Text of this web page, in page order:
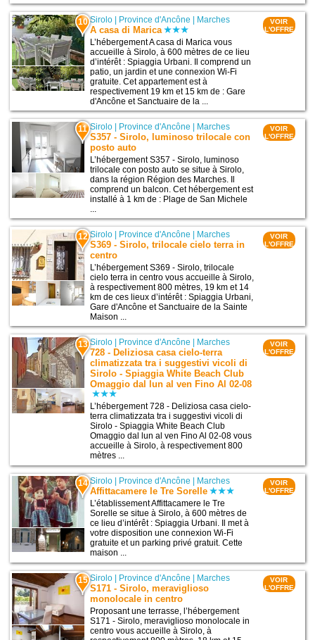
10 Sirolo | Province d'Ancône | Marches
A casa di Marica
L’hébergement A casa di Marica vous
accueille à Sirolo, à 600 mètres de ce lieu
d’intérêt : Spiaggia Urbani. Il comprend un
patio, un jardin et une connexion Wi-Fi
gratuite. Cet appartement est à
respectivement 19 km et 15 km de : Gare
d'Ancône et Sanctuaire de la ...
VOIR
L'OFFRE
11 Sirolo | Province d'Ancône | Marches
S357 - Sirolo, luminoso trilocale con
posto auto
L’hébergement S357 - Sirolo, luminoso
trilocale con posto auto se situe à Sirolo,
dans la région Région des Marches. Il
comprend un balcon. Cet hébergement est
installé à 1 km de : Plage de San Michele
VOIR
L'OFFRE
12 Sirolo | Province d'Ancône | Marches
S369 - Sirolo, trilocale cielo terra in
centro
L’hébergement S369 - Sirolo, trilocale
cielo terra in centro vous accueille à Sirolo,
à respectivement 800 mètres, 19 km et 14
km de ces lieux d’intérêt : Spiaggia Urbani,
Gare d'Ancône et Sanctuaire de la Sainte
Maison ...
VOIR
L'OFFRE
13 Sirolo Province d'Ancône Marches
728 - Deliziosa casa cielo-terra
climatizzata tra i suggestivi vicoli di
Sirolo - Spiaggia White Beach Club
Omaggio dal lun al ven Fino Al 02-08
L’hébergement 728 - Deliziosa casa cielo-
terra climatizzata tra i suggestivi vicoli di
Sirolo - Spiaggia White Beach Club
Omaggio dal lun al ven Fino Al 02-08 vous
accueille à Sirolo, à respectivement 800
mètres ...
VOIR
L'OFFRE
14 Sirolo Province d'Ancône Marches
Affittacamere le Tre Sorelle
L’établissement Affittacamere le Tre
Sorelle se situe à Sirolo, à 600 mètres de
ce lieu d’intérêt : Spiaggia Urbani. Il met à
votre disposition une connexion Wi-Fi
gratuite et un parking privé gratuit. Cette
maison ...
VOIR
L'OFFRE
15 Sirolo Province d'Ancône Marches
S171 - Sirolo, meraviglioso
monolocale in centro
Proposant une terrasse, l’hébergement
S171 - Sirolo, meraviglioso monolocale in
centro vous accueille à Sirolo, à
VOIR
L'OFFRE